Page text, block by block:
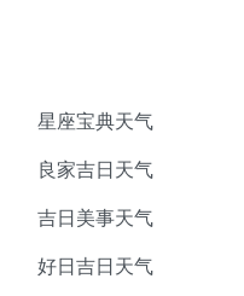
星座宝典天气
良家吉日天气
吉日美事天气
好日吉日天气